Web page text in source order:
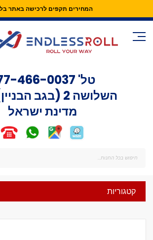
המחירים תקפים לרכישה באתר
Skip
Content
טל' 466-0037
השלושה 2 (בגב הבניין), ת"א
מדינת ישראל
קטגוריות